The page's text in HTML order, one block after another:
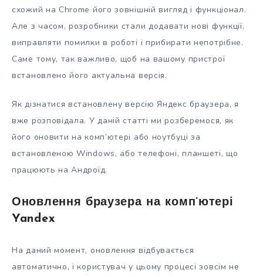
схожий на Chrome його зовнішній вигляд і функціонал.
Але з часом, розробники стали додавати нові функції,
виправляти помилки в роботі і прибирати непотрібне.
Саме тому, так важливо, щоб на вашому пристрої
встановлено його актуальна версія.
Як дізнатися встановлену версію Яндекс браузера, я
вже розповідала. У даній статті ми розберемося, як
його оновити на комп’ютері або ноутбуці за
встановленою Windows, або телефоні, планшеті, що
працюють на Андроїд.
Оновлення браузера на комп’ютері
Yandex
На даний момент, оновлення відбувається
автоматично, і користувач у цьому процесі зовсім не